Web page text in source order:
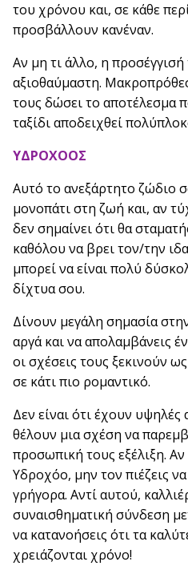
του χρόνου και, σε κάθε
προσβάλλουν κανέναν.
Αν μη τι άλλο, η προσέγγισή
αξιοθαύμαστη.
τους δώσει το αποτέλεσμα
ταξίδι αποδειχθεί
ΥΔΡΟΧΟΟΣ
Αυτό το ανεξάρτητο ζώδιο
μονοπάτι στη ζωή και, αν
δεν σημαίνει ότι θα
καθόλου να βρει τον/την
μπορεί να είναι πολύ
δίχτυα σου.
Δίνουν μεγάλη σημασία
αργά και να απολαμβάνεις
οι σχέσεις τους ξεκινούν
σε κάτι πιο ρομαντικό.
Δεν είναι ότι έχουν υψηλές
θέλουν μια σχέση να
προσωπική τους εξέλιξη. Αν
Υδροχόο, μην τον πιέζεις
γρήγορα. Αντί αυτού,
συναισθηματική σύνδεση
να κατανοήσεις ότι τα
χρειάζονται χρόνο!